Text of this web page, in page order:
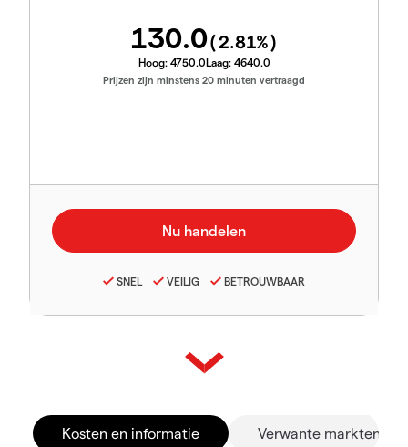
130.0(2.81%)
Hoog: 4750.0Laag: 4640.0
Prijzen zijn minstens 20 minuten vertraagd
SNEL VEILIG BETROUWBAAR
Kosten en informatie Verwante markten